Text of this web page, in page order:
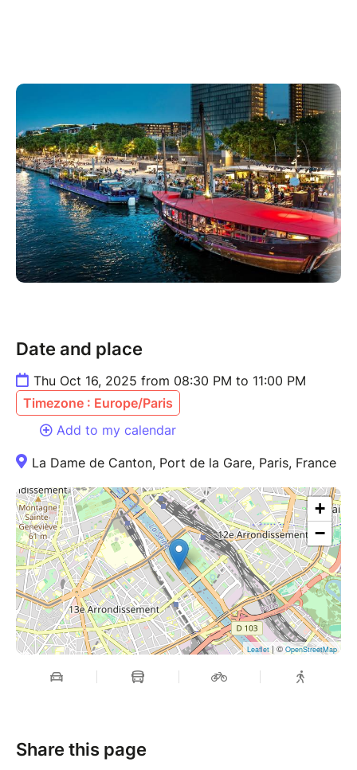
Aperçue au Bus Palladium, au Zèbre de Belleville et
sur la Péniche Antipode en concert, elle prépare
désormais un premier EP de 5 titres.
Date and place
Thu Oct 16, 2025 from 08:30 PM to 11:00 PM
Timezone : Europe/Paris
Add to my calendar
La Dame de Canton, Port de la Gare, Paris, France
+
−
Leaflet| ©OpenStreetMap
Share this page